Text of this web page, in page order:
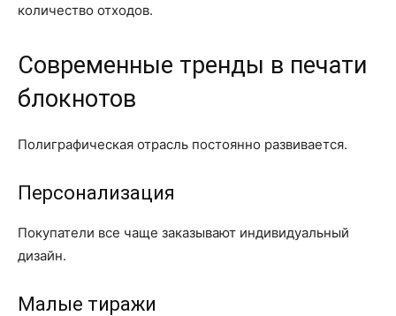
количество отходов.
Современные тренды в печати
блокнотов
Полиграфическая отрасль постоянно развивается.
Персонализация
Покупатели все чаще заказывают индивидуальный
дизайн.
Малые тиражи